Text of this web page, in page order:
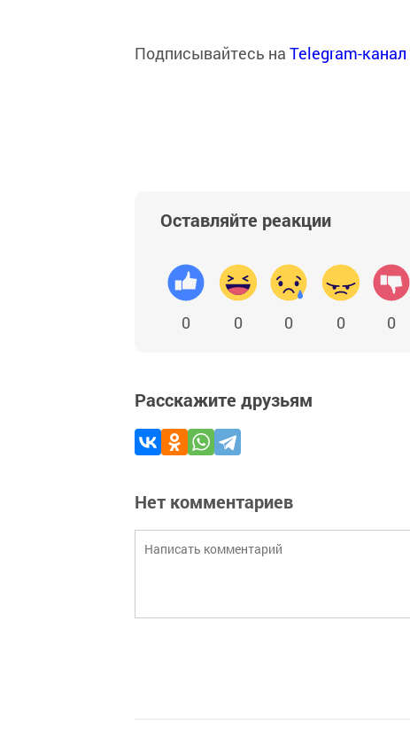
Подписывайтесь на Telegram-канал
Оставляйте реакции
0 0 0 0 0
Расскажите друзьям
Нет комментариев